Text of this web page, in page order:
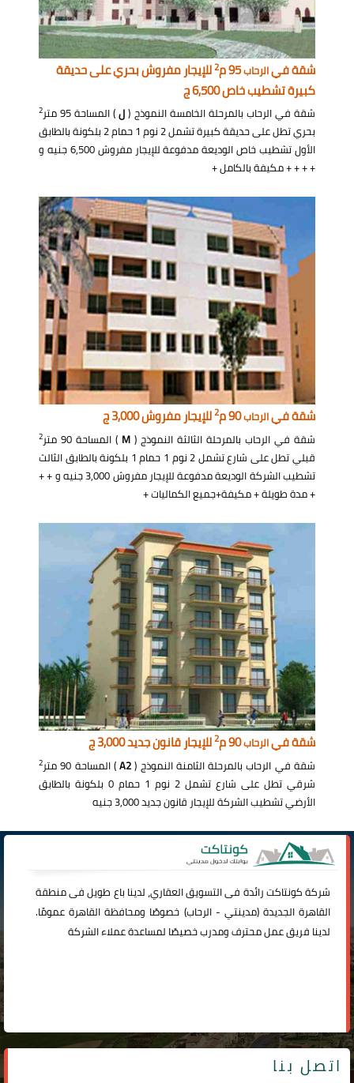
شقة فيالرحاب95 م 2للإيجار مفروش بحري على حديقة
كبيرة تشطيب خاص 6,500 ج
شقة في الرحاب بالمرحلة الخامسة النموذج (ل) المساحة 95 متر 2
بحري تطل على حديقة كبيرة تشمل 2 نوم 1 حمام 2 بلكونة بالطابق
الأول تشطيب خاص الوديعة مدفوعة للإيجار مفروش 6,500 جنيه و
+ + + + مكيفة بالكامل +
شقة فيالرحاب90 م 2للإيجار مفروش 3,000 ج
شقة في الرحاب بالمرحلة الثالثة النموذج ( M ) المساحة 90 متر 2
قبلي تطل على شارع تشمل 2 نوم 1 حمام 1 بلكونة بالطابق الثالث
تشطيب الشركة الوديعة مدفوعة للإيجار مفروش 3,000 جنيه و + +
+ مدة طويلة + مكيفة+جميع الكماليات +
شقة فيالرحاب90 م 2للإيجار قانون جديد 3,000 ج
شقة في الرحاب بالمرحلة الثامنة النموذج (A2) المساحة 90 متر 2
شرقي تطل على شارع تشمل 2 نوم 1 حمام 0 بلكونة بالطابق
الأرضي تشطيب الشركة للإيجار قانون جديد 3,000 جنيه
شركةكونتاكترائدة فى التسويق العقاري، لدينا باع طويل فى منطقة
القاهرة الجديدة (مدينتي -الرحاب) خصوصًا ومحافظة القاهرة عمومًا.
لدينا فريق عمل محترف ومدرب خصيصًا لمساعدة عملاء الشركة
اتصل بنا